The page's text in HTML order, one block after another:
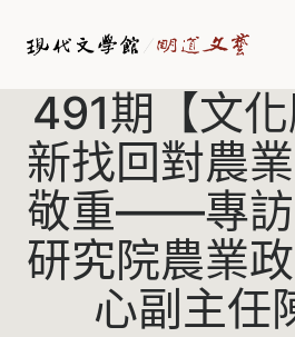
491期【文
新找回對農
敬重——專訪
研究院農業
心副主任